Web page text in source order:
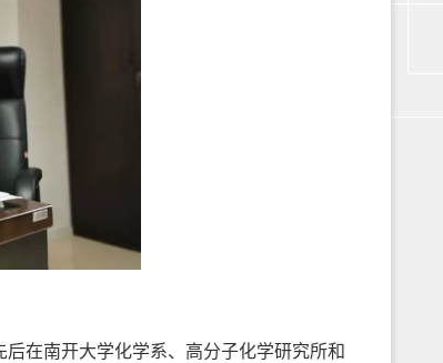
在南开大学化学系、高分子化学研究所和